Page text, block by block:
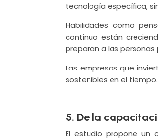
tecnología específica,
Habilidades como
continuo están
preparan a las personas
Las empresas que
sostenibles en el tiempo.
5. De la
El estudio propone un